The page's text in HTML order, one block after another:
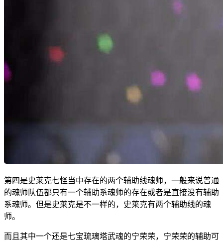
第四是史莱克七怪当中存在的两个辅助线魂师，一般来说普通
的魂师队伍都只有一个辅助系魂师的存在或者是直接没有辅助
系魂师。但是史莱克是不一样的，史莱克有两个辅助线的魂
师。
而且其中一个还是七宝琉璃塔武魂的宁荣荣，宁荣荣的辅助可